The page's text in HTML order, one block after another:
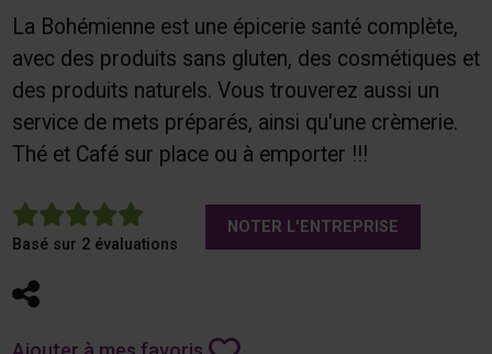
La Bohémienne est une épicerie santé complète,
avec des produits sans gluten, des cosmétiques et
des produits naturels. Vous trouverez aussi un
service de mets préparés, ainsi qu'une crèmerie.
Thé et Café sur place ou à emporter !!!
5
Basé sur 2 évaluations
NOTER L'ENTREPRISE
Partager